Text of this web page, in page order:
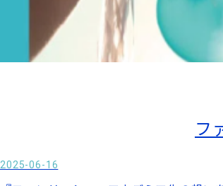
フ
2025-06-16